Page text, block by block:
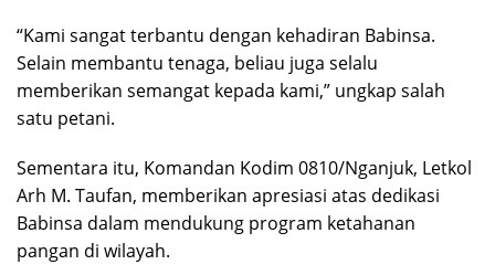
“Kami sangat terbantu dengan kehadiran Babinsa.
Selain membantu tenaga, beliau juga selalu
memberikan semangat kepada kami,” ungkap salah
satu petani.
Sementara itu, Komandan Kodim 0810/Nganjuk, Letkol
Arh M. Taufan, memberikan apresiasi atas dedikasi
Babinsa dalam mendukung program ketahanan
pangan di wilayah.